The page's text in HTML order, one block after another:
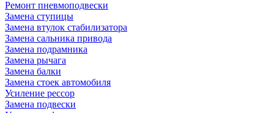
Ремонт пневмоподвески
Замена ступицы
Замена втулок стабилизатора
Замена сальника привода
Замена подрамника
Замена рычага
Замена балки
Замена стоек автомобиля
Усиление рессор
Замена подвески